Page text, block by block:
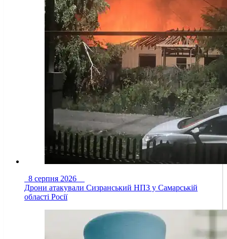
8 серпня 2026
Дрони атакували Сизранський НПЗ у Самарській
області Росії